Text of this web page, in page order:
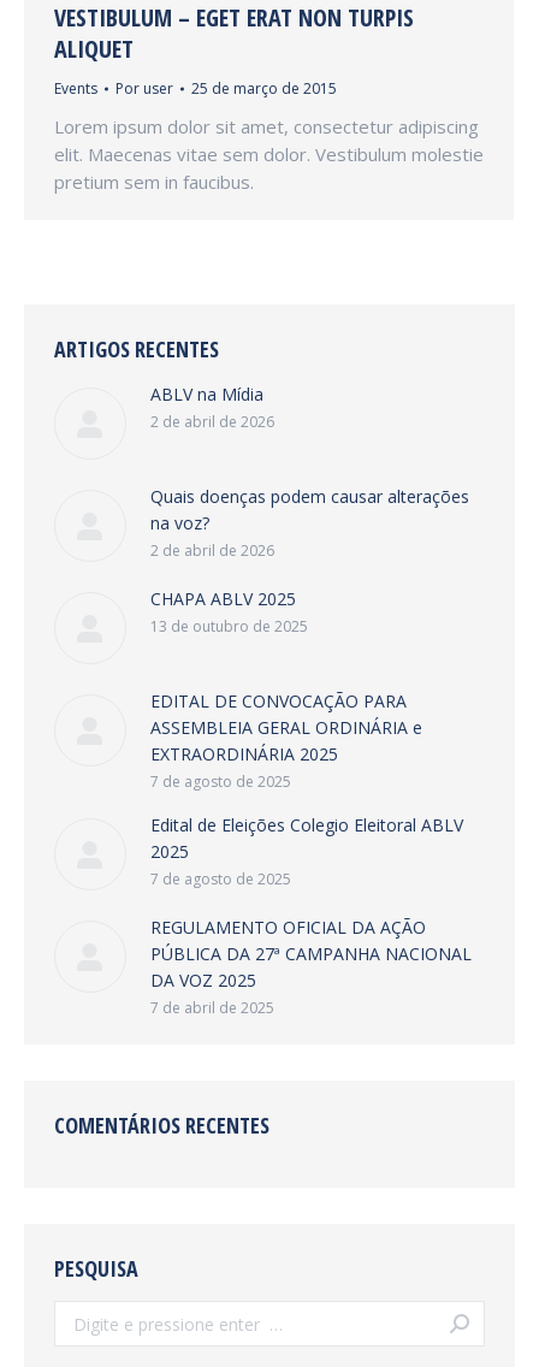
VESTIBULUM – EGET ERAT NON TURPIS
ALIQUET
Events Por user 25 de março de 2015
Lorem ipsum dolor sit amet, consectetur adipiscing
elit. Maecenas vitae sem dolor. Vestibulum molestie
pretium sem in faucibus.
ARTIGOS RECENTES
ABLV na Mídia
2 de abril de 2026
Quais doenças podem causar alterações
na voz?
2 de abril de 2026
CHAPA ABLV 2025
13 de outubro de 2025
EDITAL DE CONVOCAÇÃO PARA
ASSEMBLEIA GERAL ORDINÁRIA e
EXTRAORDINÁRIA 2025
7 de agosto de 2025
Edital de Eleições Colegio Eleitoral ABLV
2025
7 de agosto de 2025
REGULAMENTO OFICIAL DA AÇÃO
PÚBLICA DA 27ª CAMPANHA NACIONAL
DA VOZ 2025
7 de abril de 2025
COMENTÁRIOS RECENTES
PESQUISA
Search: